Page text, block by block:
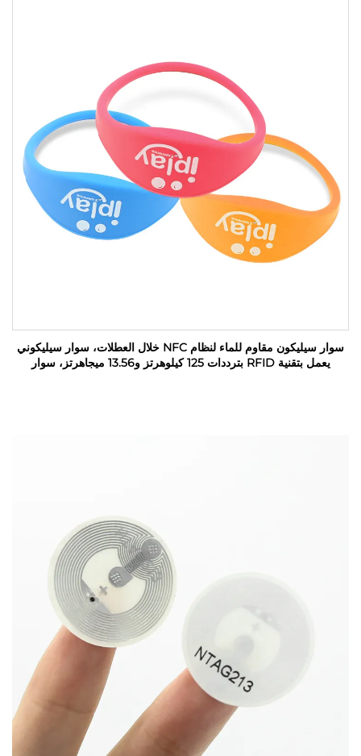
سوار سيليكون مقاوم للماء لنظام NFC خلال العطلات، سوار سيليكوني
يعمل بتقنية RFID بترددات 125 كيلوهرتز و13.56 ميجاهرتز، سوار